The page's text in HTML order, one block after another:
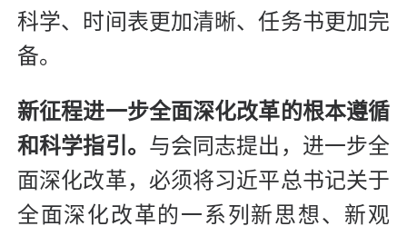
科学、时间表更加清晰、任务书更加完
备。
新征程进一步全面深化改革的根本遵循
和科学指引。 与会同志提出，进一步全
面深化改革，必须将习近平总书记关于
全面深化改革的一系列新思想、新观